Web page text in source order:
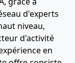
d'experts
niveau,
d'activité
en